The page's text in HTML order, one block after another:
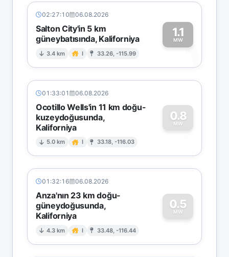
02:27:10 06.08.2026
Salton City'in 5 km
güneybatısında, Kaliforniya
3.4 km I 33.26, -115.99
1.1
MW1
01:33:01 06.08.2026
Ocotillo Wells'in 11 km doğu-
kuzeydoğusunda,
Kaliforniya
5.0 km I 33.18, -116.03
0.8
MW
0
01:32:16 06.08.2026
Anza'nın 23 km doğu-
güneydoğusunda,
Kaliforniya
4.3 km I 33.48, -116.44
0.5
MW
0